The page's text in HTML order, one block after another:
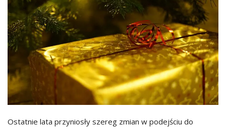
Ostatnie lata przyniosły szereg zmian w podejściu do